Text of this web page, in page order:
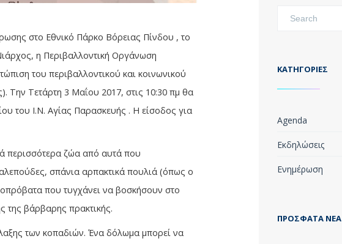
στο Εθνικό Πάρκο Βόρειας Πίνδου , το
η Περιβαλλοντική Οργάνωση
του περιβαλλοντικού και κοινωνικού
Την Τετάρτη 3 Μαΐου 2017, στις 10:30 πμ θα
του Ι.Ν. Αγίας Παρασκευής . Η είσοδος για
περισσότερα ζώα από αυτά που
σπάνια αρπακτικά πουλιά (όπως ο
που τυγχάνει να βοσκήσουν στο
της βάρβαρης πρακτικής.
των κοπαδιών. Ένα δόλωμα μπορεί να
KΑΤΗΓΟΡΊΕΣ
Agenda
Εκδηλώσεις
Ενημέρωση
ΠΡΌΣΦΑΤΑ ΝΈΑ